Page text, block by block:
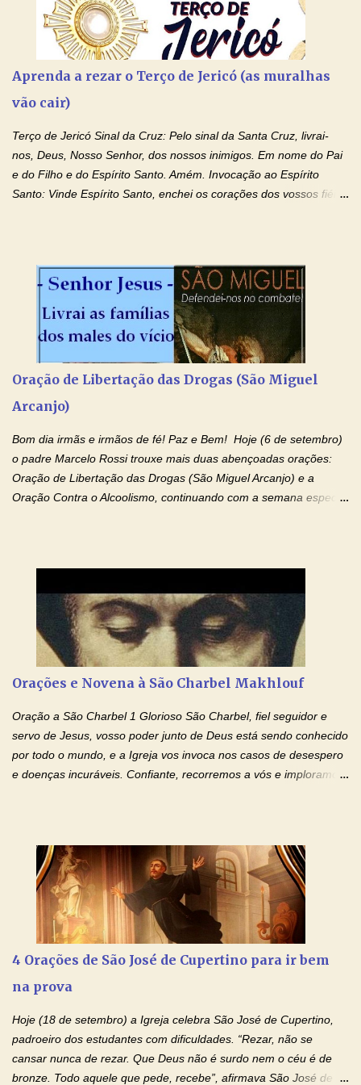
Aprenda a rezar o Terço de Jericó (as muralhas
vão cair)
Terço de Jericó Sinal da Cruz: Pelo sinal da Santa Cruz, livrai-
nos, Deus, Nosso Senhor, dos nossos inimigos. Em nome do Pai
e do Filho e do Espírito Santo. Amém. Invocação ao Espírito
Santo: Vinde Espírito Santo, enchei os corações dos vossos fiéis
Santo, fazei que apreciemos retamente todas as coisas segundo
o mesmo Espírito e gozemos sempre da sua consolação. Por
Cristo, Senhor Nosso. Amém. Creio: Creio em Deus Pai Todo-
Poderoso, Criador do céu e da terra; e em Jesus Cristo, seu
único Filho, nosso Senhor; que foi concebido pelo poder do Espí­
rito Santo; nasceu da Virgem Maria, padeceu sob Pôncio Pilatos,
foi crucificado, morto e sepultado. Desceu à mansão dos mortos;
ressuscitou ao terceiro dia; subiu aos céus, está sentado à direita
Oração de Libertação das Drogas (São Miguel
Arcanjo)
Bom dia irmãs e irmãos de fé! Paz e Bem! Hoje (6 de setembro)
o padre Marcelo Rossi trouxe mais duas abençoadas orações:
Oração de Libertação das Drogas (São Miguel Arcanjo) e a
Oração Contra o Alcoolismo, continuando com a semana especial
Mãezinha do Céu - Maria - te proteger com Seu divino manto.
Não desista, Jesus irá curar todas suas feridas, Creia! Adriana-
Devoção e Fé Oração de Libertação das Drogas (São Miguel
Arcanjo) "Senhor, Pai Eterno, em Nome de Teu Filho Jesus,
Nosso Senhor Jesus Cristo, concedei a vida a todos aqueles que
se encontram encarcerados em um vício, escravos de alguma
droga. Senhor, Pai Poderoso e cheio de Misericórdia, na
autoridade do Nome de Jesus libertai da escravidão do vício das
drogas, c...
Orações e Novena à São Charbel Makhlouf
Oração a São Charbel 1 Glorioso São Charbel, fiel seguidor e
servo de Jesus, vosso poder junto de Deus está sendo conhecido
por todo o mundo, e a Igreja vos invoca nos casos de desespero
e doenças incuráveis. Confiante, recorremos a vós e imploramos
Queremos sempre lembrar-nos deste favor, da vossa intercessão
e invocar-vos como nosso patrono, para maior glória de Deus e o
bem de nossas almas. São Charbel! Rogai por Nós e por todos
aqueles que invocam o vosso nome e auxílio. Amén. Oração 2 Ó
Deus, admirável em Vossos Santos, Vós que inspirastes a São
Charbel seguir o caminho da perfeição, lhe concedestes a graça
e a força para fazer triunfar, na sua vida, o heroísmo das virtudes
monásticas: a obediência, a castidade e a voluntária pobreza, e
milagres e gra...
4 Orações de São José de Cupertino para ir bem
na prova
Hoje (18 de setembro) a Igreja celebra São José de Cupertino,
padroeiro dos estudantes com dificuldades. “Rezar, não se
cansar nunca de rezar. Que Deus não é surdo nem o céu é de
bronze. Todo aquele que pede, recebe”, afirmava São José de